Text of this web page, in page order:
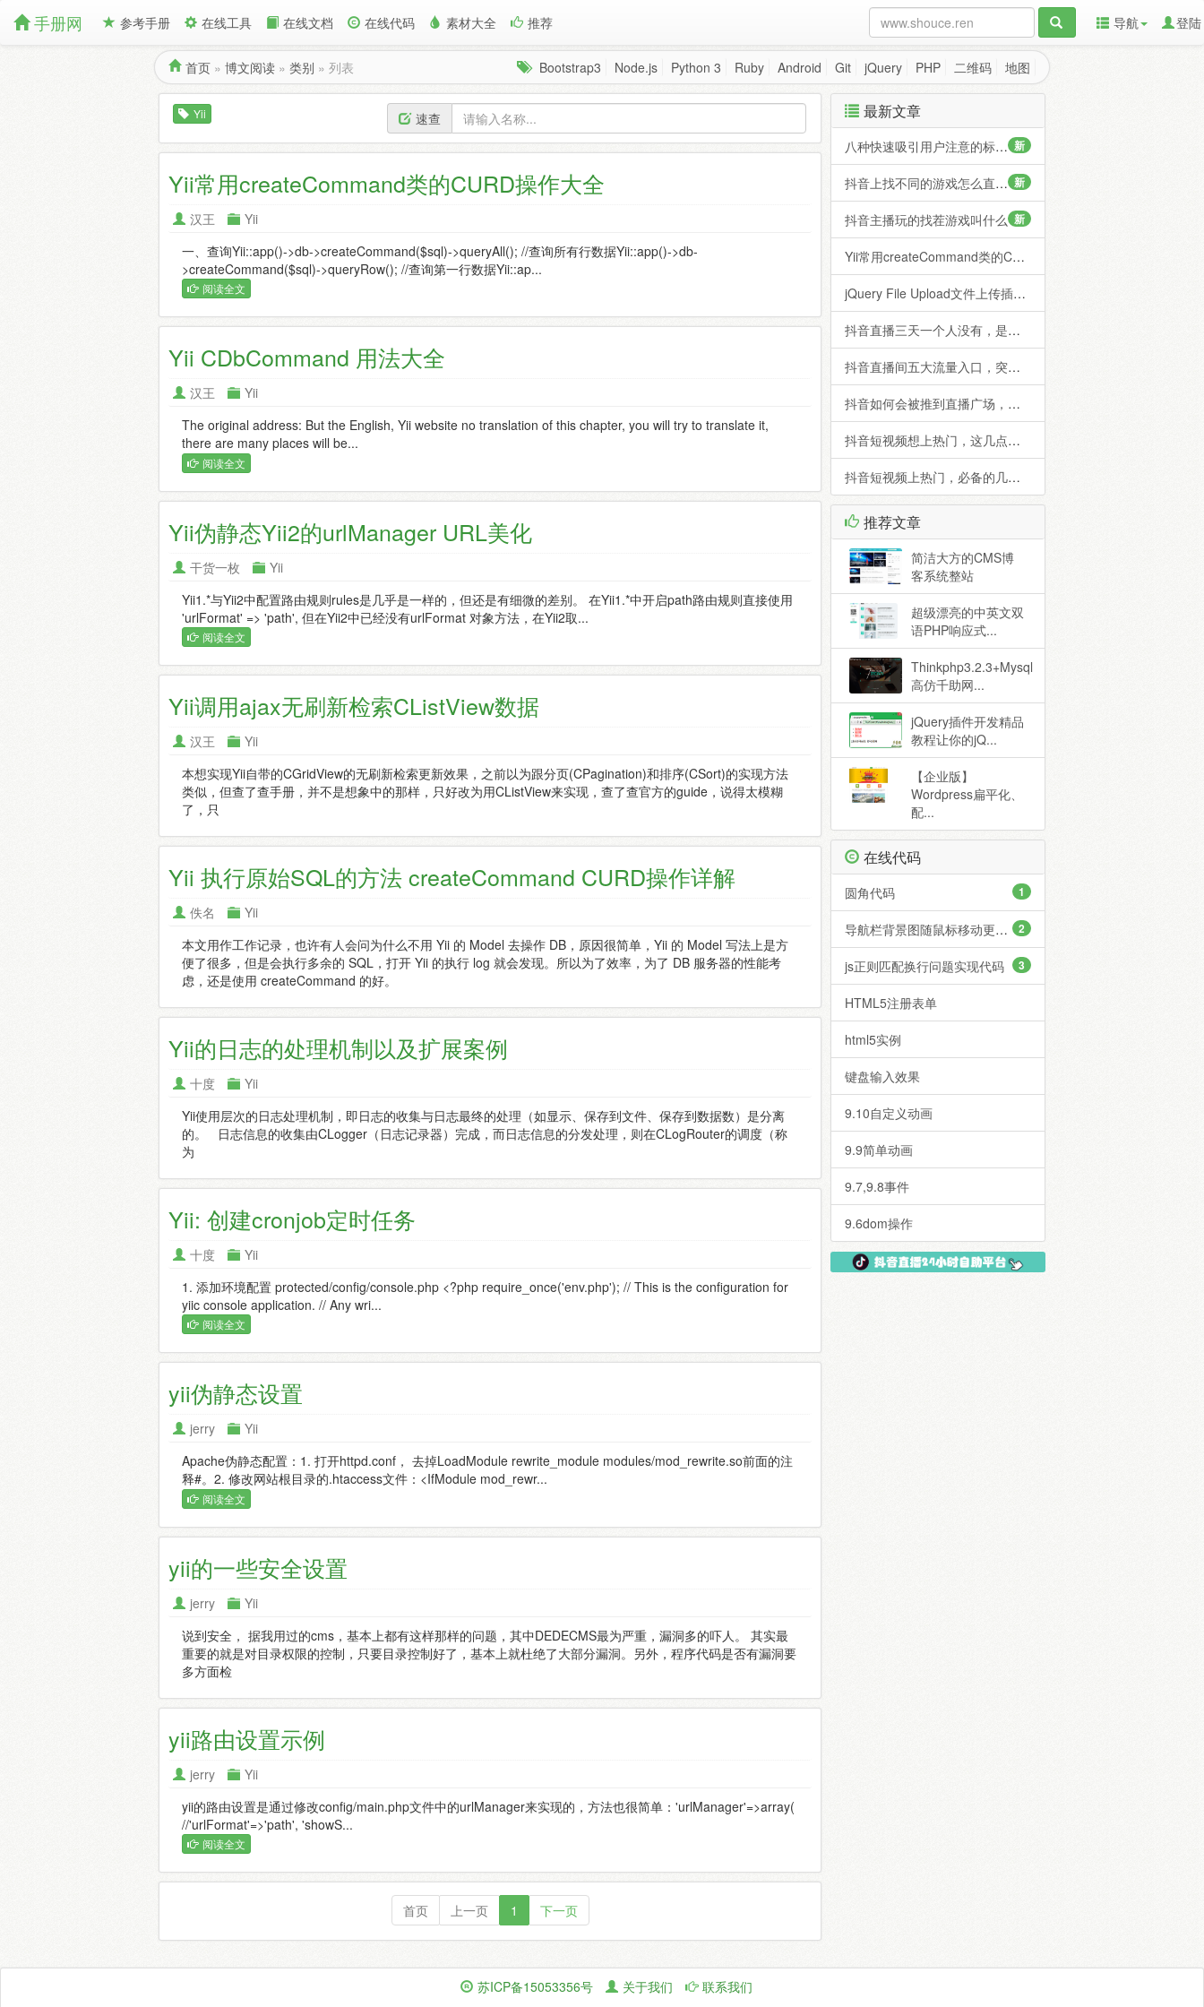
手册网 参考手册 在线工具 在线文档 在线代码 素材大全 推荐 导航 登陆
首页 » 博文阅读 » 类别 » 列表 Bootstrap3 Node.js Python 3 Ruby Android Git jQuery PHP 二维码 地图
Yii 速查
Yii常用createCommand类的CURD操作大全
汉王
Yii
一、查询Yii::app()->db->createCommand($sql)->queryAll(); //查询所有行数据Yii::app()->db-
>createCommand($sql)->queryRow(); //查询第一行数据Yii::ap...
阅读全文
Yii CDbCommand 用法大全
汉王
Yii
The original address: But the English, Yii website no translation of this chapter, you will try to translate it,
there are many places will be...
阅读全文
Yii伪静态Yii2的urlManager URL美化
干货一枚
Yii
Yii1.*与Yii2中配置路由规则rules是几乎是一样的，但还是有细微的差别。 在Yii1.*中开启path路由规则直接使用
'urlFormat' => 'path', 但在Yii2中已经没有urlFormat 对象方法，在Yii2取...
阅读全文
Yii调用ajax无刷新检索CListView数据
汉王
Yii
本想实现Yii自带的CGridView的无刷新检索更新效果，之前以为跟分页(CPagination)和排序(CSort)的实现方法
类似，但查了查手册，并不是想象中的那样，只好改为用CListView来实现，查了查官方的guide，说得太模糊
了，只
Yii 执行原始SQL的方法 createCommand CURD操作详解
佚名
Yii
本文用作工作记录，也许有人会问为什么不用 Yii 的 Model 去操作 DB，原因很简单，Yii 的 Model 写法上是方
便了很多，但是会执行多余的 SQL，打开 Yii 的执行 log 就会发现。所以为了效率，为了 DB 服务器的性能考
虑，还是使用 createCommand 的好。
Yii的日志的处理机制以及扩展案例
十度
Yii
Yii使用层次的日志处理机制，即日志的收集与日志最终的处理（如显示、保存到文件、保存到数据数）是分离
的。 日志信息的收集由CLogger（日志记录器）完成，而日志信息的分发处理，则在CLogRouter的调度（称
为
Yii: 创建cronjob定时任务
十度
Yii
1. 添加环境配置 protected/config/console.php <?php require_once('env.php'); // This is the configuration for
yiic console application. // Any wri...
阅读全文
yii伪静态设置
jerry
Yii
Apache伪静态配置：1. 打开httpd.conf， 去掉LoadModule rewrite_module modules/mod_rewrite.so前面的注
释#。2. 修改网站根目录的.htaccess文件：<IfModule mod_rewr...
阅读全文
yii的一些安全设置
jerry
Yii
说到安全， 据我用过的cms，基本上都有这样那样的问题，其中DEDECMS最为严重，漏洞多的吓人。 其实最
重要的就是对目录权限的控制，只要目录控制好了，基本上就杜绝了大部分漏洞。另外，程序代码是否有漏洞要
多方面检
yii路由设置示例
jerry
Yii
yii的路由设置是通过修改config/main.php文件中的urlManager来实现的，方法也很简单：'urlManager'=>array(
//'urlFormat'=>'path', 'showS...
阅读全文
首页 上一页 1 下一页
最新文章
新
八种快速吸引用户注意的标题技巧
新
抖音上找不同的游戏怎么直播？
新
抖音主播玩的找茬游戏叫什么
Yii常用createCommand类的CURD操作大全
jQuery File Upload文件上传插件API使用详解
抖音直播三天一个人没有，是你直播间有问题？
抖音直播间五大流量入口，突破千人直播间
抖音如何会被推到直播广场，抖音直播广场推荐机制
抖音短视频想上热门，这几点可以参考一下
抖音短视频上热门，必备的几个方法
推荐文章
简洁大方的CMS博
客系统整站
超级漂亮的中英文双
语PHP响应式...
Thinkphp3.2.3+Mysql
高仿千助网...
jQuery插件开发精品
教程让你的jQ...
【企业版】
Wordpress扁平化、
配...
在线代码
1
圆角代码
2
导航栏背景图随鼠标移动更改位置
3
js正则匹配换行问题实现代码
HTML5注册表单
html5实例
键盘输入效果
9.10自定义动画
9.9简单动画
9.7,9.8事件
9.6dom操作
苏ICP备15053356号 关于我们
联系我们